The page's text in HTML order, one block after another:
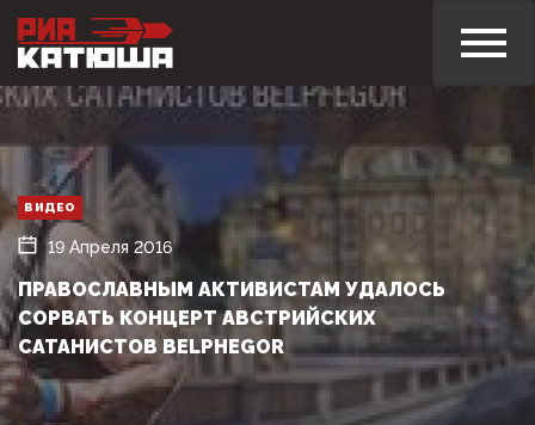
ВИДЕО
19 Апреля 2016
ПРАВОСЛАВНЫМ АКТИВИСТАМ УДАЛОСЬ
СОРВАТЬ КОНЦЕРТ АВСТРИЙСКИХ
САТАНИСТОВ BELPHEGOR